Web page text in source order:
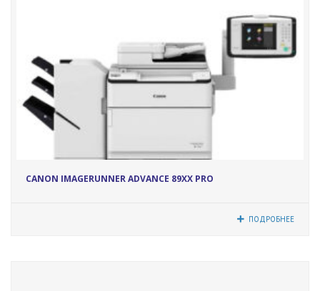
CANON IMAGERUNNER АDVANCE 89ХХ PRO
ПОДРОБНЕЕ